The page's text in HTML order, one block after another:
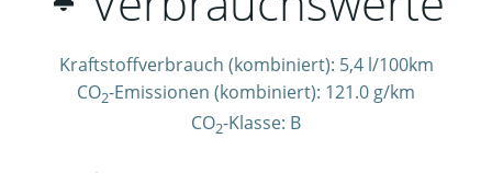
Kraftstoffverbrauch (kombiniert): 5,4 l/100km
CO2-Emissionen (kombiniert): 121.0 g/km
CO2-Klasse: B